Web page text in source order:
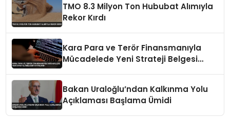
TMO 8.3 Milyon Ton Hububat Alımıyla
Rekor Kırdı
Kara Para ve Terör Finansmanıyla
Mücadelede Yeni Strateji Belgesi
Bakan Uraloğlu’ndan Kalkınma Yolu
Açıklaması Başlama Ümidi